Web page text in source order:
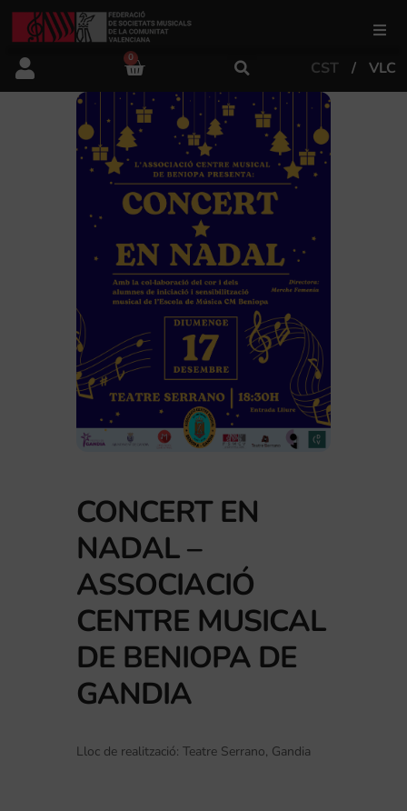
FSMCV
Àrea de gestió
Àrea educativa
Àrea Artística
Actualitat
0
CST VLC
CONCERT EN
NADAL –
ASSOCIACIÓ
CENTRE MUSICAL
DE BENIOPA DE
GANDIA
Lloc de realització: Teatre Serrano, Gandia